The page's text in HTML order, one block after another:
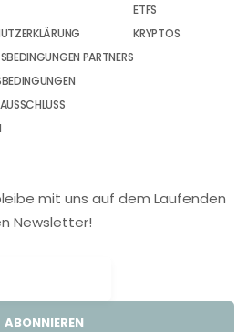
PARTNERS
ETFS
KRYPTOS
mit uns auf dem Laufenden
Newsletter!
ABONNIEREN